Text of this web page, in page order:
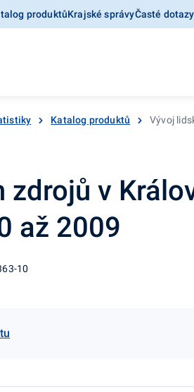
produktůKrajské správyČasté dotazy
Katalog produktů Vývoj
zdrojů v
až 2009
10